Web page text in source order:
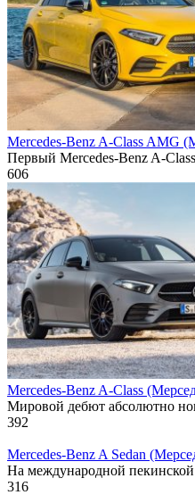
Mercedes-Benz A-Class AMG
Первый Mercedes-Benz A-
606
Mercedes-Benz A-Class
Мировой дебют абсолютно
392
Mercedes-Benz A Sedan
На международной
316